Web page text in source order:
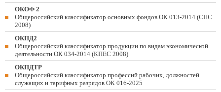
ОКОФ 2
Общероссийский классификатор основных фондов ОК 013-2014 (СНС
2008)
ОКПД2
Общероссийский классификатор продукции по видам экономической
деятельности ОК 034-2014 (КПЕС 2008)
ОКПДТР
Общероссийский классификатор профессий рабочих, должностей
служащих и тарифных разрядов ОК 016-2025